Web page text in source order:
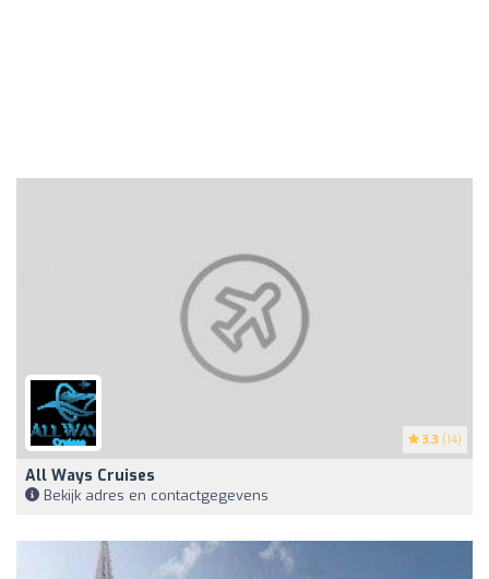
3.3 (14)
All Ways Cruises
Bekijk adres en contactgegevens